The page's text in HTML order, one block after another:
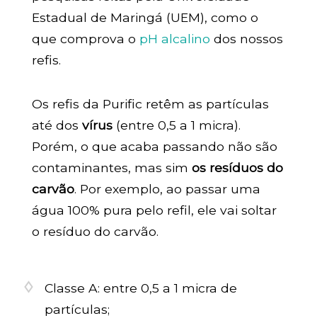
Estadual de Maringá (UEM), como o
que comprova o pH alcalino dos nossos
refis.
Os refis da Purific retêm as partículas
até dos vírus(entre 0,5 a 1 micra).
Porém, o que acaba passando não são
contaminantes, mas sim os resíduos do
carvão. Por exemplo, ao passar uma
água 100% pura pelo refil, ele vai soltar
o resíduo do carvão.
Classe A: entre 0,5 a 1 micra de
partículas;